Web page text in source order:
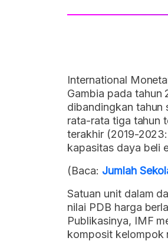
International
Gambia pada tahun
dibandingkan tahun
rata-rata tiga tahun
terakhir (2019-
kapasitas daya beli
(Baca: Jumlah
Satuan unit dalam
nilai PDB harga
Publikasinya, IMF
komposit kelompok